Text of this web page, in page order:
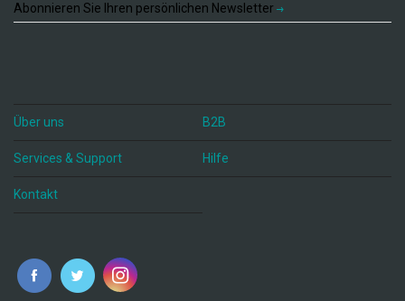
Abonnieren Sie Ihren persönlichen Newsletter
Über uns B2B
Services & Support Hilfe
Kontakt